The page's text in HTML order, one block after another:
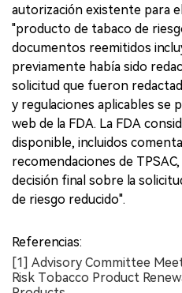
autorización existente para
"producto de tabaco de
documentos reemitidos
previamente había sido
solicitud que fueron
y regulaciones aplicables se
web de la FDA. La FDA
disponible, incluidos
recomendaciones de
decisión final sobre la
de riesgo reducido".
Referencias:
[1] Advisory Committee
Risk Tobacco Product